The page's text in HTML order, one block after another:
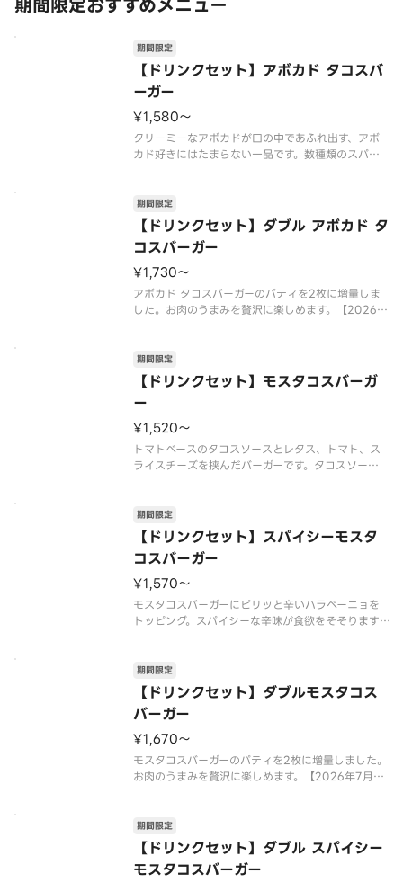
【ドリンクセット】アボカド タコスバ
ーガー
期間限定
¥1,580〜
クリーミーなアボカドが口の中であふれ出す、アボ
カド好きにはたまらない一品です。数種類のスパイ
い。
【2026年7月15日（水）〜2026年9月上旬頃まで
の販売予定】
※
【ドリンクセット】ダブル アボカド タ
コスバーガー
期間限定
¥1,730〜
アボカド タコスバーガーのパティを2枚に増量しま
した。お肉のうまみを贅沢に楽しめます。【2026年
合がございます。※チーズは工場で加熱加工をして
います。※商品には『
【ドリンクセット】モスタコスバーガ
ー
期間限定
¥1,520〜
トマトベースのタコスソースとレタス、トマト、ス
ライスチーズを挟んだバーガーです。タコスソース
スに仕立てました。【2026年7月15日（水）〜202
6年9月上旬頃までの販売
【ドリンクセット】スパイシーモスタ
コスバーガー
期間限定
¥1,570〜
モスタコスバーガーにピリッと辛いハラペーニョを
トッピング。スパイシーな辛味が食欲をそそります。
了する場合がございます。※辛くて食べられない場
合がございますので、
【ドリンクセット】ダブルモスタコス
バーガー
期間限定
¥1,670〜
モスタコスバーガーのパティを2枚に増量しました。
お肉のうまみを贅沢に楽しめます。【2026年7月15
います。※チーズは工場で加熱加工をしています。※
商品には『カロリ
【ドリンクセット】ダブル スパイシー
モスタコスバーガー
期間限定